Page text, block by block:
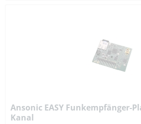
Ansonic EASY Funkempfänger-
Kanal